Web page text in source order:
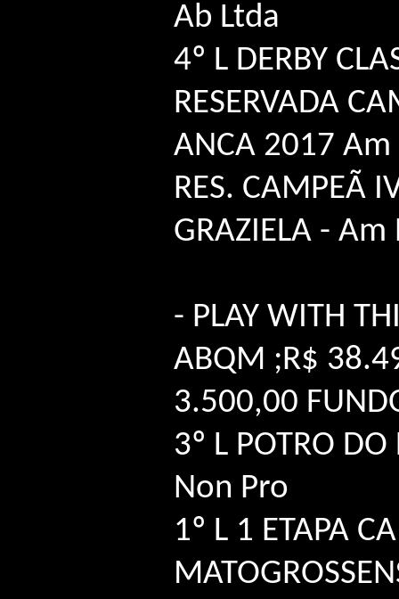
Ab Ltda
4º L DERBY
RESERVADA
ANCA 2017 Am
RES. CAMPEÃ
GRAZIELA -
- PLAY WITH
ABQM ;R$
3.500,00
3º L POTRO
Non Pro
1º L 1 ETAPA